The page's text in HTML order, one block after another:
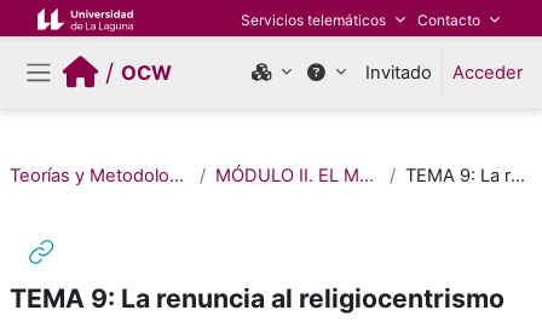
Salta al contenido principal Servicios telemáticos Contacto
Panel lateral
/OCW Invitado Acceder
Teorías y Metodologías del Estudio de las Religiones MÓDULO II. EL MÉTODO, LA ÓPTICA DE ANÁLISIS TEMA 9: La renuncia al religiocentrismo
TEMA 9: La renuncia al religiocentrismo